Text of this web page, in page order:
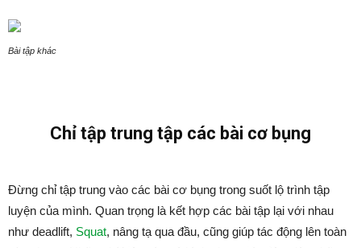
Bài tập khác
Chỉ tập trung tập các bài cơ bụng
Đừng chỉ tập trung vào các bài cơ bụng trong suốt lộ trình tập
luyện của mình. Quan trọng là kết hợp các bài tập lại với nhau
như deadlift, Squat, nâng tạ qua đầu, cũng giúp tác động lên toàn